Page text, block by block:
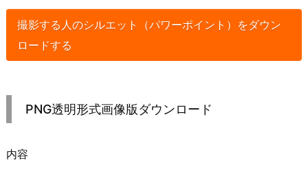
撮影する人のシルエット（パワーポイント）をダウン
ロードする
PNG透明形式画像版ダウンロード
内容